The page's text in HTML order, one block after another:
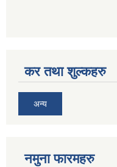
कर तथा शुल्कहरु
अन्य
नमुना फारमहरु